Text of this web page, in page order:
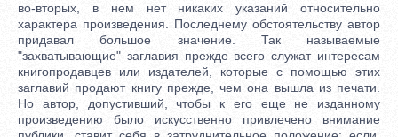
во-вторых, в нем нет никаких указаний относительно
характера произведения. Последнему обстоятельству автор
придавал большое значение. Так называемые
"захватывающие" заглавия прежде всего служат интересам
книгопродавцев или издателей, которые с помощью этих
заглавий продают книгу прежде, чем она вышла из печати.
Но автор, допустивший, чтобы к его еще не изданному
произведению было искусственно привлечено внимание